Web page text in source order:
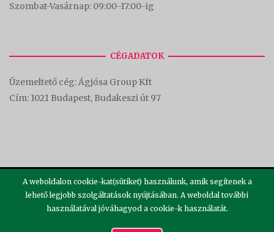
Szombat-Vasárnap: 09:00-17:00-ig
CÉGADATOK
Üzemeltető cég: Ágjósa Group Kft
Cím: 1021 Budapest, Budakeszi út 97
Theme bySiteOrigin
A weboldalon cookie-kat(sütiket) használunk, amik segítenek a
lehető legjobb szolgáltatások nyújtásában. A weboldal további
használatával jóváhagyod a cookie-k használatát.